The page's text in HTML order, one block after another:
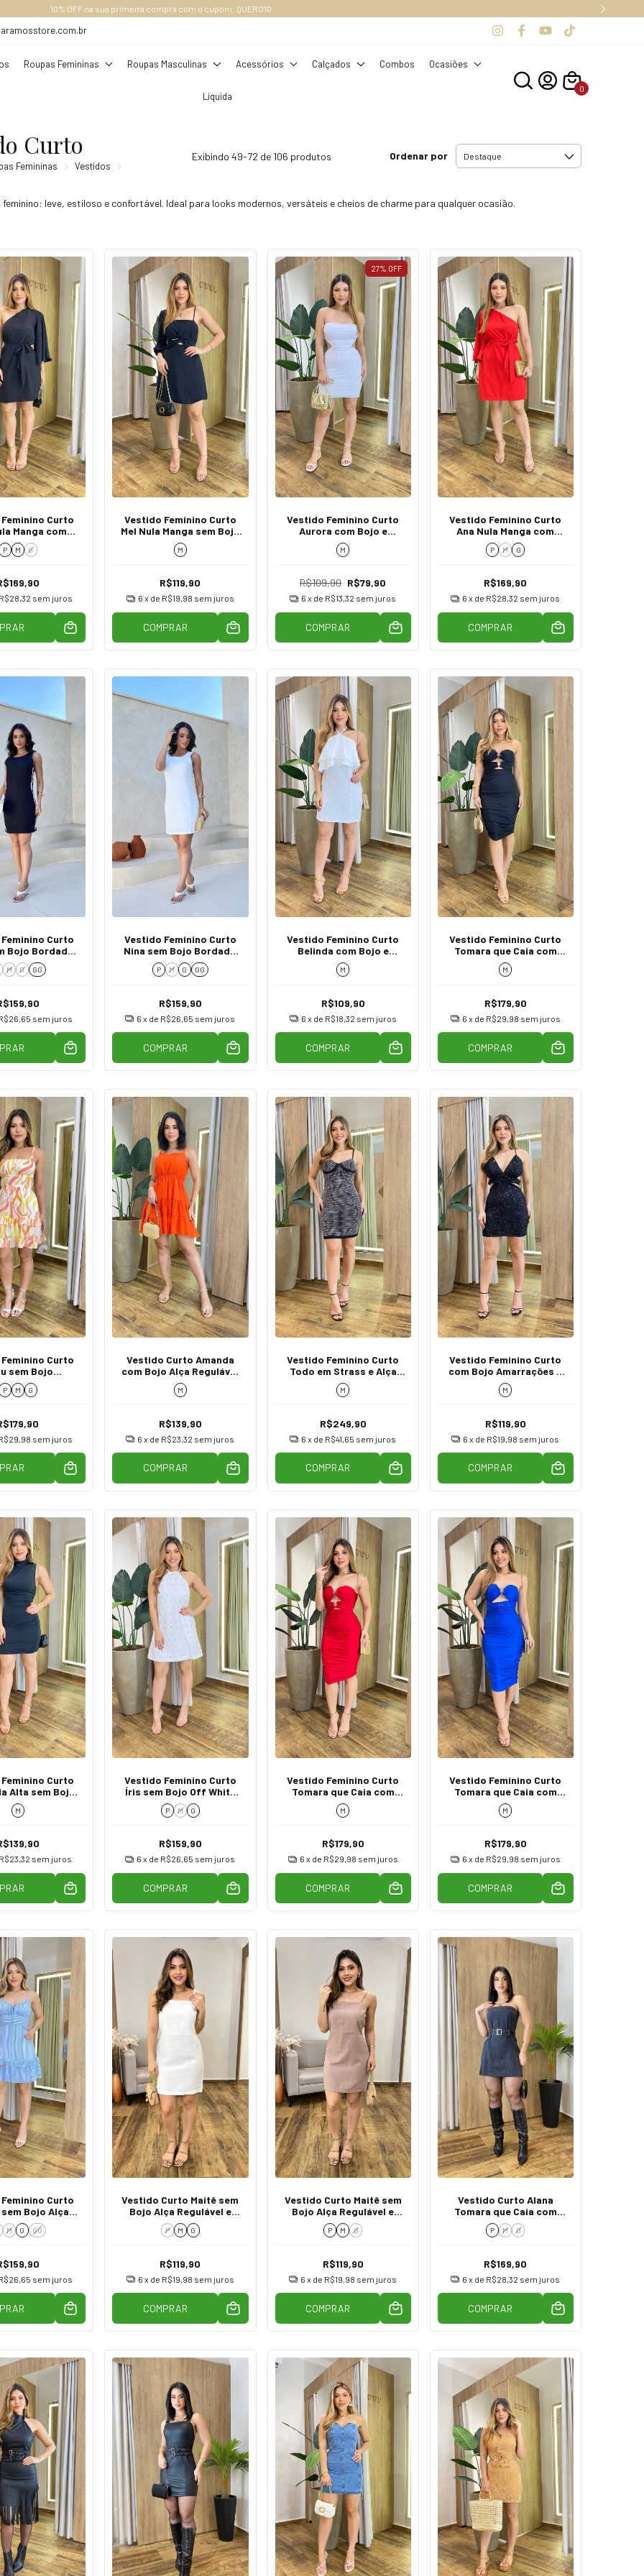
GRÁTIS ACIMA DE R$ 289,00 (SUDESTE), ACIMA DE R$ 349,00, OUTROS ESTADOS.
Roupas Femininas Roupas Masculinas Acessórios Calçados Combos Ocasiões
Liquida
0
Curto
Femininas
Vestidos
Exibindo 49-72 de 106 produtos Ordenar por
leve, estiloso e confortável. Ideal para looks modernos, versáteis e cheios de charme para qualquer ocasião.
Curto
Manga com
Preto
P M G
R$28,32 sem juros
Vestido Feminino Curto
Mel Nula Manga sem Bojo
Preto
M
R$119,90
6 x de R$19,98 sem juros
COMPRAR
27% OFF
Vestido Feminino Curto
Aurora com Bojo e
Abertura Branco
M
R$109,90 R$79,90
6 x de R$13,32 sem juros
COMPRAR
Vestido Feminino Curto
Ana Nula Manga com
Amarração Vermelho
P M G
R$169,90
6 x de R$28,32 sem juros
COMPRAR
Curto
Bojo Bordado
Preto
M G GG
sem juros
Vestido Feminino Curto
Nina sem Bojo Bordado
Lateral Branco
P M G GG
R$159,90
6 x de R$26,65 sem juros
COMPRAR
Vestido Feminino Curto
Belinda com Bojo e
Amarração Branco
M
R$109,90
6 x de R$18,32 sem juros
COMPRAR
Vestido Feminino Curto
Tomara que Caia com
Bojo Drapeado Preto
M
R$179,90
6 x de R$29,98 sem juros
COMPRAR
Curto
sem Bojo
nas Costas
P M G
sem juros
Vestido Curto Amanda
com Bojo Alça Regulável
e Lastex Coral
M
R$139,90
6 x de R$23,32 sem juros
COMPRAR
Vestido Feminino Curto
Todo em Strass e Alça
Regulável Preto
M
R$249,90
6 x de R$41,65 sem juros
COMPRAR
Vestido Feminino Curto
com Bojo Amarrações e
Abertura Lateral Preto
M
R$119,90
6 x de R$19,98 sem juros
COMPRAR
Curto
Alta sem Bojo
Preto
M
R$23,32 sem juros
Vestido Feminino Curto
Íris sem Bojo Off White
com Aplicações
P M G
R$159,90
6 x de R$26,65 sem juros
COMPRAR
Vestido Feminino Curto
Tomara que Caia com
Bojo Drapeado Vermelho
M
R$179,90
6 x de R$29,98 sem juros
COMPRAR
Vestido Feminino Curto
Tomara que Caia com
Bojo Drapeado Azul
M
R$179,90
6 x de R$29,98 sem juros
COMPRAR
Curto
Bojo Alça
Azul
M G GG
sem juros
Vestido Curto Maitê sem
Bojo Alça Regulável e
Zíper Branco
P M G
R$119,90
6 x de R$19,98 sem juros
COMPRAR
Vestido Curto Maitê sem
Bojo Alça Regulável e
Zíper Marrom
P M G
R$119,90
6 x de R$19,98 sem juros
COMPRAR
Vestido Curto Alana
Tomara que Caia com
Cinto Jeans Preto
P M G
R$169,90
6 x de R$28,32 sem juros
COMPRAR